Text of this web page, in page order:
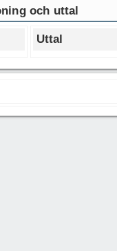
och uttal
Uttal